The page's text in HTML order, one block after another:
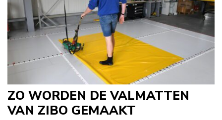
ZO WORDEN DE VALMATTEN
VAN ZIBO GEMAAKT